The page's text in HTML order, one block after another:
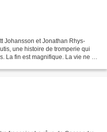
Johansson et Jonathan Rhys-
une histoire de tromperie qui
La fin est magnifique. La vie ne se